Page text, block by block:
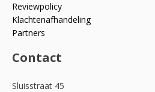
Reviewpolicy
Klachtenafhandeling
Partners
Contact
Sluisstraat 45